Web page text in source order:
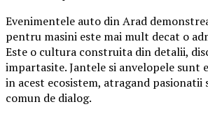
Evenimentele auto din Arad
pentru masini este mai mult decat o
Este o cultura construita din detalii,
impartasite. Jantele si anvelopele sunt
in acest ecosistem, atragand
comun de dialog.